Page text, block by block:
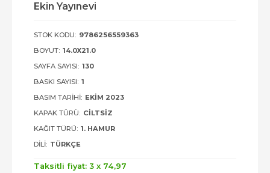
Ekin Yayınevi
STOK KODU: 9786256559363
BOYUT: 14.0X21.0
SAYFA SAYISI: 130
BASKI SAYISI: 1
BASIM TARIHI: EKIM 2023
KAPAK TÜRÜ: CILTSIZ
KAĞIT TÜRÜ: 1. HAMUR
DILI: TÜRKÇE
Taksitli fiyat: 3 x 74,97